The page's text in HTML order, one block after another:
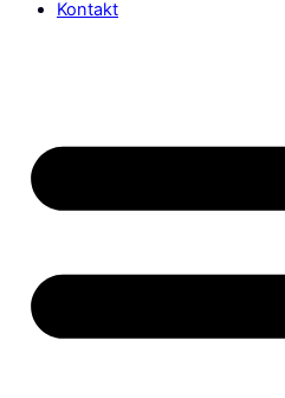
Kontakt